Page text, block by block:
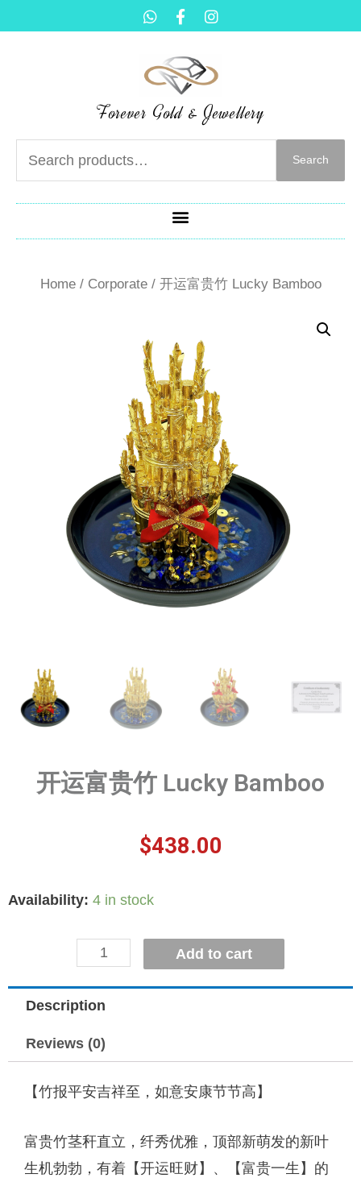
Forever Gold & Jewellery
Search
Home/ Corporate/ 开运富贵竹 Lucky Bamboo
开运富贵竹 Lucky Bamboo
$438.00
Availability: 4 in stock
Add to cart
Description
Reviews (0)
【竹报平安吉祥至，如意安康节节高】
富贵竹茎秆直立，纤秀优雅，顶部新萌发的新叶
生机勃勃，有着【开运旺财】、【富贵一生】的